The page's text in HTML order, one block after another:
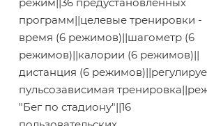
программ||целевые тренировки -
время (6 режимов)||шагометр (6
режимов)||калории (6 режимов)||
дистанция (6
пульсозависимая
"Бег по стадиону"||16